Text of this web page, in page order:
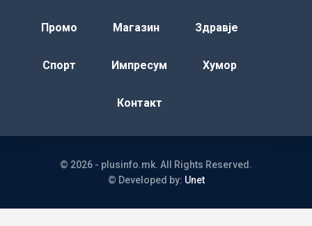
Промо Магазин Здравје
Спорт Импресум Хумор
Контакт
© 2026 - plusinfo.mk. All Rights Reserved.
© Developed by: Unet